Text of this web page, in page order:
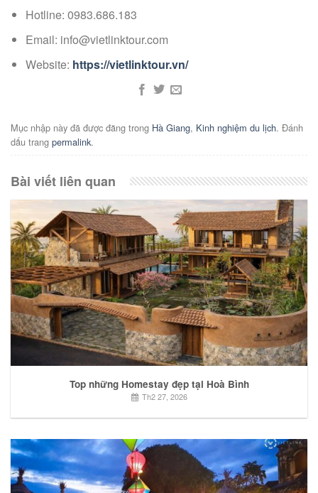
Hotline: 0983.686.183
Email: info@vietlinktour.com
Website: https://vietlinktour.vn/
Mục nhập này đã được đăng trong Hà Giang, Kinh nghiệm du lịch. Đánh
dấu trang permalink.
Bài viết liên quan
Top những Homestay đẹp tại Hoà Bình
Th2 27, 2026